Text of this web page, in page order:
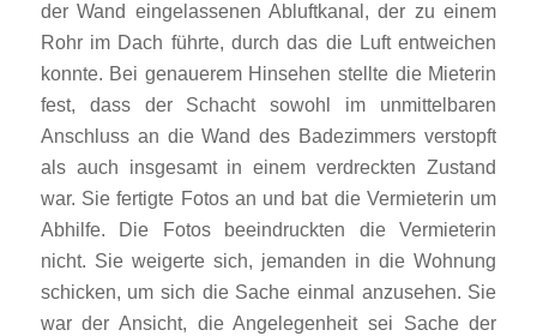
der Wand eingelassenen Abluftkanal, der zu einem
Rohr im Dach führte, durch das die Luft entweichen
konnte. Bei genauerem Hinsehen stellte die Mieterin
fest, dass der Schacht sowohl im unmittelbaren
Anschluss an die Wand des Badezimmers verstopft
als auch insgesamt in einem verdreckten Zustand
war. Sie fertigte Fotos an und bat die Vermieterin um
Abhilfe. Die Fotos beeindruckten die Vermieterin
nicht. Sie weigerte sich, jemanden in die Wohnung
schicken, um sich die Sache einmal anzusehen. Sie
war der Ansicht, die Angelegenheit sei Sache der